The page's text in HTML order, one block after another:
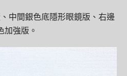
中間銀色底隱形眼鏡版、右邊
加強版。